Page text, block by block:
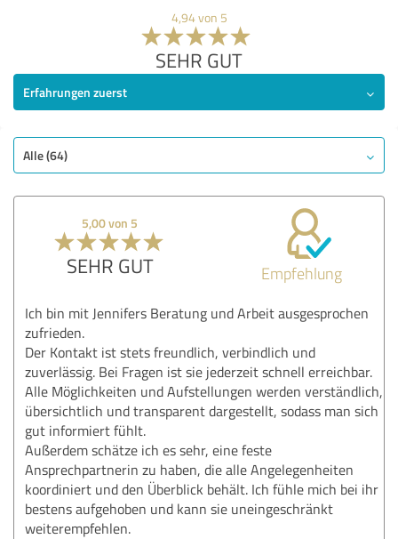
4,94 von 5
SEHR GUT
Erfahrungen zuerst
Alle (64)
5,00 von 5
SEHR GUT Empfehlung
Ich bin mit Jennifers Beratung und Arbeit ausgesprochen
zufrieden.
Der Kontakt ist stets freundlich, verbindlich und
zuverlässig. Bei Fragen ist sie jederzeit schnell erreichbar.
Alle Möglichkeiten und Aufstellungen werden verständlich,
übersichtlich und transparent dargestellt, sodass man sich
gut informiert fühlt.
Außerdem schätze ich es sehr, eine feste
Ansprechpartnerin zu haben, die alle Angelegenheiten
koordiniert und den Überblick behält. Ich fühle mich bei ihr
bestens aufgehoben und kann sie uneingeschränkt
weiterempfehlen.